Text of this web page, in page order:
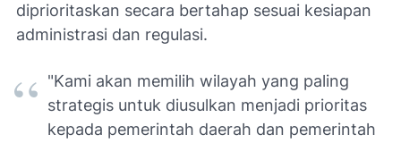
diprioritaskan secara bertahap sesuai kesiapan
administrasi dan regulasi.
"Kami akan memilih wilayah yang paling
strategis untuk diusulkan menjadi prioritas
kepada pemerintah daerah dan pemerintah